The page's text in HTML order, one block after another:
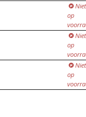
Niet
op
Niet
op
Niet
op